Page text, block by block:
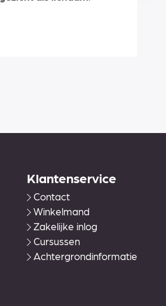
Klantenservice
Contact
Winkelmand
Zakelijke inlog
Cursussen
Achtergrondinformatie